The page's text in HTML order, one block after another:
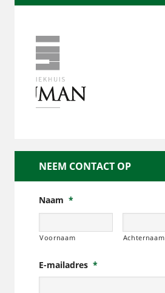
NEEM CONTACT OP
Naam *
Voornaam Achternaam
E-mailadres *